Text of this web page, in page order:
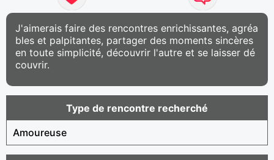
J'aimerais faire des rencontres enrichissantes, agréa
bles et palpitantes, partager des moments sincères
en toute simplicité, découvrir l'autre et se laisser dé
couvrir.
Type de rencontre recherché
Amoureuse